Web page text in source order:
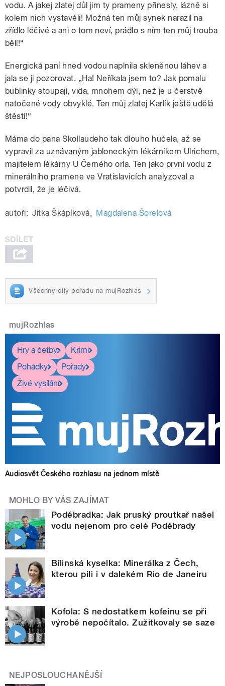
vodu. A jakej zlatej důl jim ty prameny přinesly, lázně si
kolem nich vystavěli! Možná ten můj synek narazil na
zřídlo léčivé a ani o tom neví, prádlo s ním ten můj trouba
bělí!“
Energická paní hned vodou naplnila skleněnou láhev a
jala se ji pozorovat. „Ha! Neříkala jsem to? Jak pomalu
bublinky stoupají, vida, mnohem dýl, než je u čerstvě
natočené vody obvyklé. Ten můj zlatej Karlík ještě udělá
štěstí!“
Máma do pana Skollaudeho tak dlouho hučela, až se
vypravil za uznávaným jabloneckým lékárníkem Ulrichem,
majitelem lékárny U Černého orla. Ten jako první vodu z
minerálního pramene ve Vratislavicích analyzoval a
potvrdil, že je léčivá.
autoři: Jitka Škápíková, Magdalena Šorelová
Všechny díly pořadu na mujRozhlas
mujRozhlas
Hry a četby
Krimi
Pohádky
Pořady
Živé vysílání
Audiosvět Českého rozhlasu na jednom místě
MOHLO BY VÁS ZAJÍMAT
Poděbradka: Jak pruský proutkař našel
vodu nejenom pro celé Poděbrady
Bílinská kyselka: Minerálka z Čech,
kterou pili i v dalekém Rio de Janeiru
Kofola: S nedostatkem kofeinu se při
výrobě nepočítalo. Zužitkovaly se saze
NEJPOSLOUCHANĚJŠÍ